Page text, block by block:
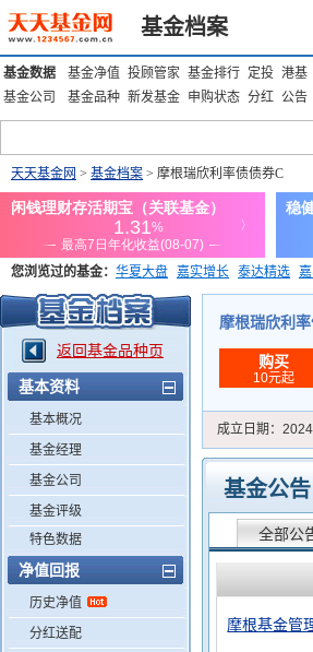
基金档案
基金数据 基金净值 投顾管家 基金排行 定投 港基
基金公司
基金品种 新发基金 申购状态 分红 公告
天天基金网 > 基金档案 > 摩根瑞欣利率债债券C
您浏览过的基金： 华夏大盘 嘉实增长 泰达精选
添富优势 华安宏利 上证180价值ETF
返回基金品种页
基本资料
基本概况
基金经理
基金公司
基金评级
特色数据
净值回报
历史净值
分红送配
摩根瑞欣利
购买
10元起
成立日期：
基金公告
全部公
摩根基金管